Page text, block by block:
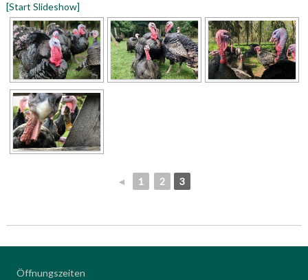
[Start Slideshow]
◄ 1 2 3
Öffnungszeiten